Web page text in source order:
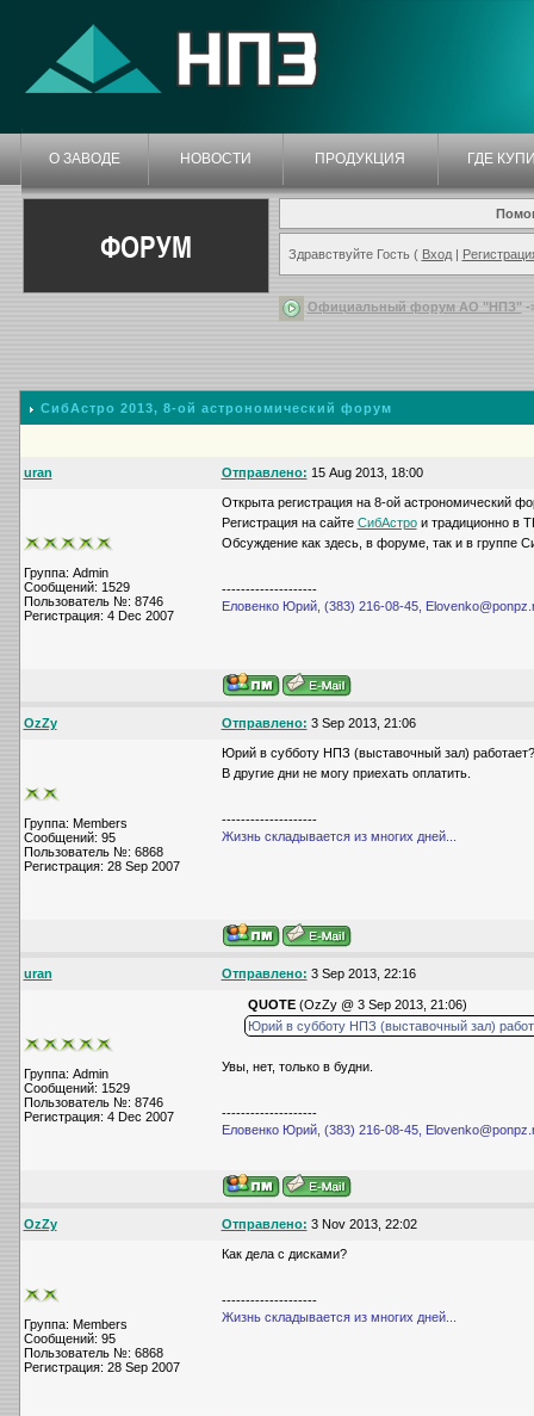
О ЗАВОДЕ НОВОСТИ ПРОДУКЦИЯ ГДЕ
ФОРУМ Здравствуйте Гость ( Вход|
Официальный форум АО "НПЗ"-
СибАстро 2013, 8-ой астрономический форум
uran Отправлено: 15 Aug 2013, 18:00
Группа: Admin
Сообщений: 1529
Пользователь №: 8746
Регистрация: 4 Dec 2007
Открыта регистрация на 8-ой астрономический
Регистрация на сайте СибАстрои традиционно в
Обсуждение как здесь, в форуме, так и в группе
--------------------
Еловенко Юрий, (383) 216-08-45,
OzZy Отправлено: 3 Sep 2013, 21:06
Группа: Members
Сообщений: 95
Пользователь №: 6868
Регистрация: 28 Sep 2007
Юрий в субботу НПЗ (выставочный зал) работает?
В другие дни не могу приехать оплатить.
--------------------
Жизнь складывается из многих дней...
uran Отправлено: 3 Sep 2013, 22:16
Группа: Admin
Сообщений: 1529
Пользователь №: 8746
Регистрация: 4 Dec 2007
QUOTE (OzZy @ 3 Sep 2013, 21:06)
Юрий в субботу НПЗ (выставочный зал)
Увы, нет, только в будни.
--------------------
Еловенко Юрий, (383) 216-08-45,
OzZy Отправлено: 3 Nov 2013, 22:02
Группа: Members
Сообщений: 95
Пользователь №: 6868
Регистрация: 28 Sep 2007
Как дела с дисками?
--------------------
Жизнь складывается из многих дней...